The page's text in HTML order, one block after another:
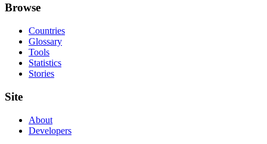
Browse
Countries
Glossary
Tools
Statistics
Stories
Site
About
Developers